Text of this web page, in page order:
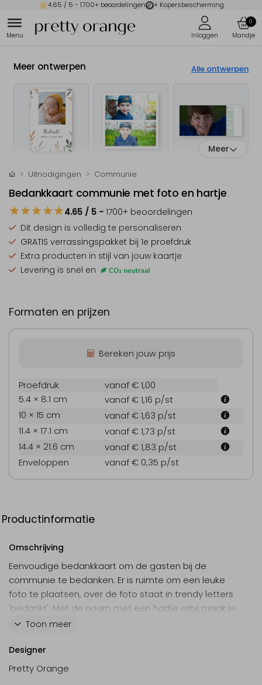
4.65 / 5 - 1700+ beoordelingen + Kopersbescherming
0
Meer ontwerpen Alle ontwerpen
Meer
Uitnodigingen Communie
Bedankkaart communie met foto en hartje
4.65 / 5 - 1700+ beoordelingen
Dit design is volledig te personaliseren
GRATIS verrassingspakket bij 1e proefdruk
Extra producten in stijl van jouw kaartje
Levering is snel en
Formaten en prijzen
Bereken jouw prijs
Proefdruk
vanaf € 1,00
5.4 × 8.1 cm
vanaf € 1,16 p/st
10 × 15 cm
vanaf € 1,63 p/st
11.4 × 17.1 cm
vanaf € 1,73 p/st
14.4 × 21.6 cm
vanaf € 1,83 p/st
Enveloppen
vanaf € 0,35 p/st
Productinformatie
Omschrijving
Eenvoudige bedankkaart om de gasten bij de
communie te bedanken. Er is ruimte om een leuke
foto te plaatsen, over de foto staat in trendy letters
'bedankt'. Met de naam met een hartje erbij maak je
de kaart helemaal af! Je kunt kleuren, teksten en
ontwerpeditor. Zo gedaan!
Toon meer
Designer
Pretty Orange